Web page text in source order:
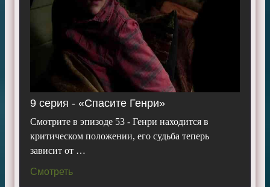
9 серия - «Спасите Генри»
Смотрите в эпизоде 53 - Генри находится в
критическом положении, его судьба теперь
зависит от …
Смотреть